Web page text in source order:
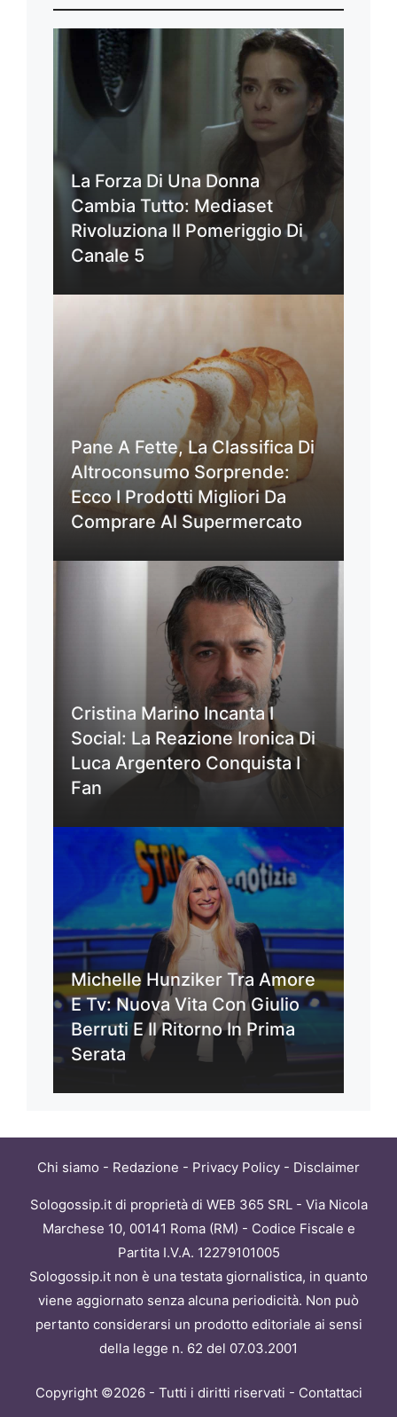
La Forza Di Una Donna
Cambia Tutto: Mediaset
Rivoluziona Il Pomeriggio Di
Canale 5
Pane A Fette, La Classifica Di
Altroconsumo Sorprende:
Ecco I Prodotti Migliori Da
Comprare Al Supermercato
Cristina Marino Incanta I
Social: La Reazione Ironica Di
Luca Argentero Conquista I
Fan
Michelle Hunziker Tra Amore
E Tv: Nuova Vita Con Giulio
Berruti E Il Ritorno In Prima
Serata
Chi siamo - Redazione - Privacy Policy - Disclaimer
Sologossip.it di proprietà di WEB 365 SRL - Via Nicola
Marchese 10, 00141 Roma (RM) - Codice Fiscale e
Partita I.V.A. 12279101005
Sologossip.it non è una testata giornalistica, in quanto
viene aggiornato senza alcuna periodicità. Non può
pertanto considerarsi un prodotto editoriale ai sensi
della legge n. 62 del 07.03.2001
Copyright ©2026 - Tutti i diritti riservati - Contattaci